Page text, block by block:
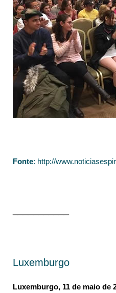
Fonte: http://
Luxemburgo
Luxemburgo, 11 de maio de